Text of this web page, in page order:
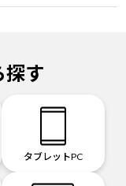
探す
タブレットPC